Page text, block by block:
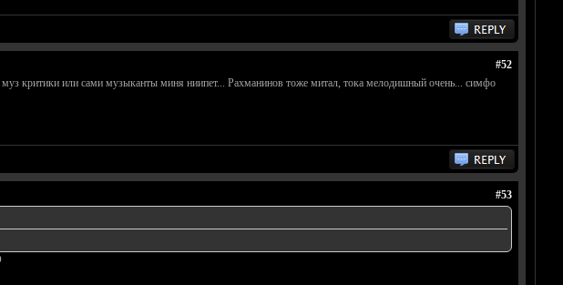
#52
критики или сами музыканты миня ниипет... Рахманинов тоже митал, тока мелодишный очень... симфо
#53